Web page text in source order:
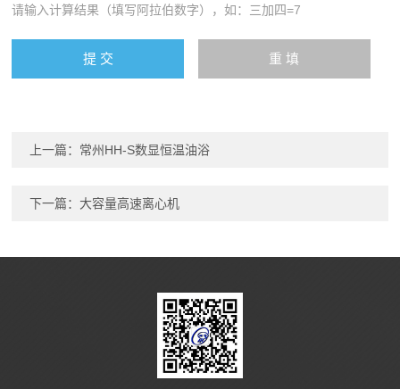
请输入计算结果（填写阿拉伯数字），如：三加四=7
上一篇： 常州HH-S数显恒温油浴
下一篇： 大容量高速离心机